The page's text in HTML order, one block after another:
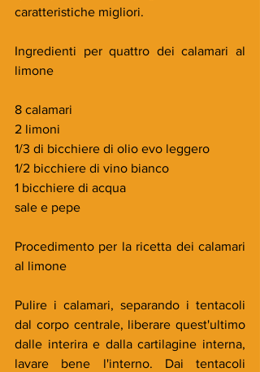
caratteristiche migliori.
Ingredienti per quattro dei calamari al
limone
8 calamari
2 limoni
1/3 di bicchiere di olio evo leggero
1/2 bicchiere di vino bianco
1 bicchiere di acqua
sale e pepe
Procedimento per la ricetta dei calamari
al limone
Pulire i calamari, separando i tentacoli
dal corpo centrale, liberare quest'ultimo
dalle interira e dalla cartilagine interna,
lavare bene l'interno. Dai tentacoli